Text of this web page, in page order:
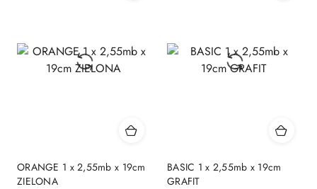
ORANGE 1 x 2,55mb x 19cm
ZIELONA
BASIC 1 x 2,55mb x 19cm
GRAFIT